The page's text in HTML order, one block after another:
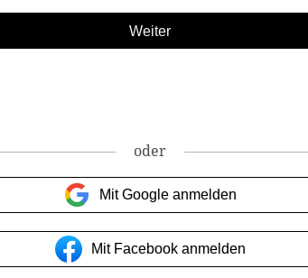
oder
Mit Google anmelden
Mit Facebook anmelden